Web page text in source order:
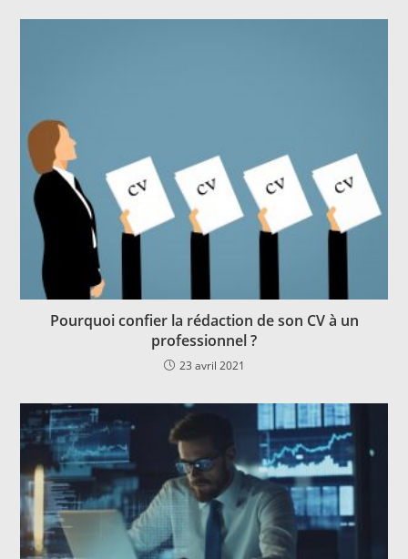
Pourquoi confier la rédaction de son CV à un
professionnel ?
23 avril 2021